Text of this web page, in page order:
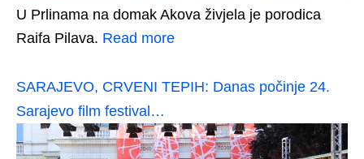
U Prlinama na domak Akova živjela je porodica
Raifa Pilava. Read more
SARAJEVO, CRVENI TEPIH: Danas počinje 24.
Sarajevo film festival…